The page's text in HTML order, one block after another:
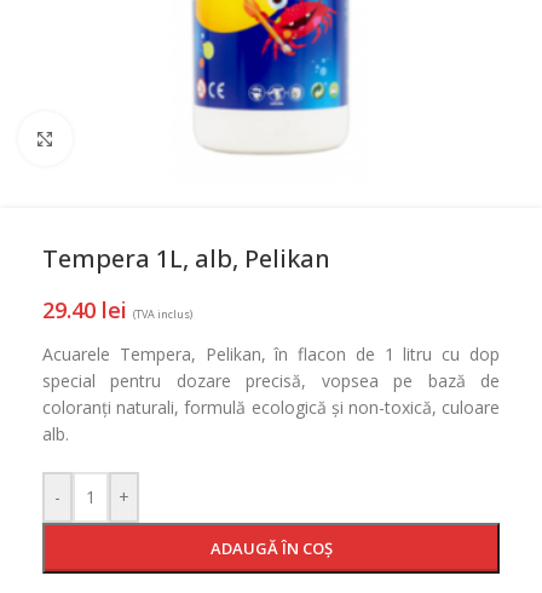
Tempera 1L, alb, Pelikan
29.40 lei (TVA inclus)
Acuarele Tempera, Pelikan, în flacon de 1 litru cu dop
special pentru dozare precisă, vopsea pe bază de
coloranți naturali, formulă ecologică și non-toxică, culoare
alb.
- +
ADAUGĂ ÎN COȘ